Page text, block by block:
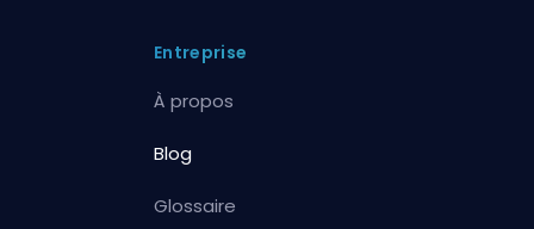
Entreprise
À propos
Blog
Glossaire